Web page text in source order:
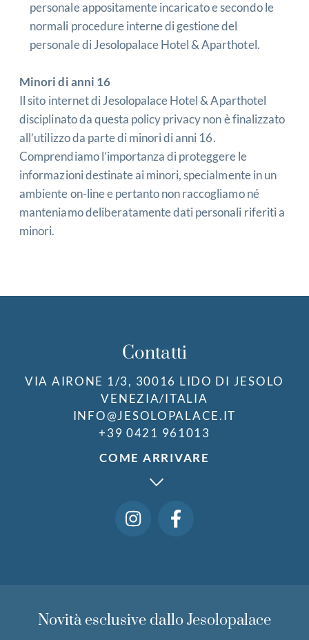
personale appositamente incaricato e secondo le
normali procedure interne di gestione del
personale di Jesolopalace Hotel & Aparthotel.
Minori di anni 16
Il sito internet di Jesolopalace Hotel & Aparthotel
disciplinato da questa policy privacy non è finalizzato
all’utilizzo da parte di minori di anni 16.
Comprendiamo l’importanza di proteggere le
informazioni destinate ai minori, specialmente in un
ambiente on-line e pertanto non raccogliamo né
manteniamo deliberatamente dati personali riferiti a
minori.
Contatti
VIA AIRONE 1/3, 30016 LIDO DI JESOLO
VENEZIA/ITALIA
INFO@JESOLOPALACE.IT
+39 0421 961013
COME ARRIVARE
Novità esclusive dallo Jesolopalace